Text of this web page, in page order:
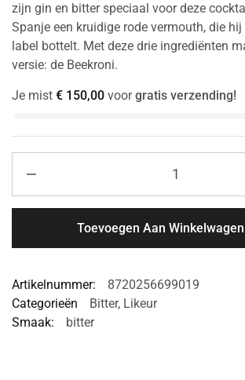
zijn gin en bitter speciaal voor deze
Spanje een kruidige rode vermouth, die hij
label bottelt. Met deze drie ingrediënten
versie: de Beekroni.
Je mist € 150,00 voorgratis verzending!
Toevoegen Aan Winkelwagen
Artikelnummer:
8720256699019
Categorieën
Bitter, Likeur
Smaak:
bitter